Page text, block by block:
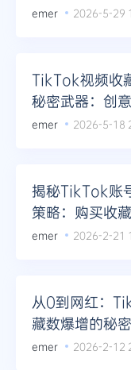
emer 2026-5-29
TikTok视频收
秘密武器：创
emer 2026-5-18
揭秘TikTok账
策略：购买收
emer 2026-2-21
从0到网红：
藏数爆增的秘密
emer 2026-2-12